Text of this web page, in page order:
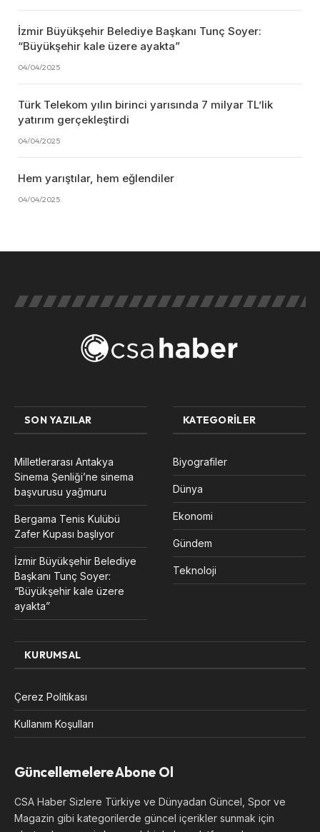
İzmir Büyükşehir Belediye Başkanı Tunç Soyer:
“Büyükşehir kale üzere ayakta”
04/04/2025
Türk Telekom yılın birinci yarısında 7 milyar TL’lik
yatırım gerçekleştirdi
04/04/2025
Hem yarıştılar, hem eğlendiler
04/04/2025
SON YAZILAR
Milletlerarası Antakya
Sinema Şenliği’ne sinema
başvurusu yağmuru
Bergama Tenis Kulübü
Zafer Kupası başlıyor
İzmir Büyükşehir Belediye
Başkanı Tunç Soyer:
“Büyükşehir kale üzere
ayakta”
KATEGORILER
Biyografiler
Dünya
Ekonomi
Gündem
Teknoloji
KURUMSAL
Çerez Politikası
Kullanım Koşulları
Güncellemelere Abone Ol
CSA Haber Sizlere Türkiye ve Dünyadan Güncel, Spor ve
Magazin gibi kategorilerde güncel içerikler sunmak için